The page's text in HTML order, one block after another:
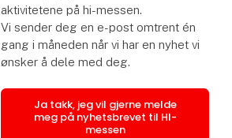
aktivitetene på hi-messen.
Vi sender deg en e-post omtrent én
gang i måneden når vi har en nyhet vi
ønsker å dele med deg.
Ja takk, jeg vil gjerne melde
meg på nyhetsbrevet til HI-
messen